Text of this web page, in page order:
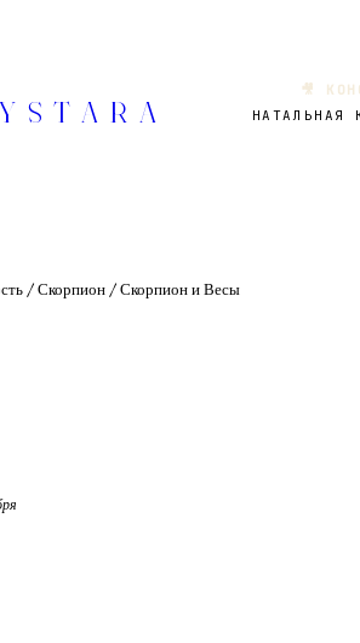
🎥
НАТАЛЬНАЯ
/Скорпион/Скорпион и Весы